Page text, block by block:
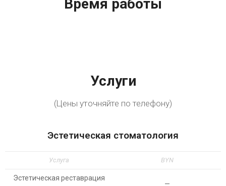
Время работы
Услуги
(Цены уточняйте по телефону)
Эстетическая стоматология
Услуга BYN
Эстетическая реставрация
—